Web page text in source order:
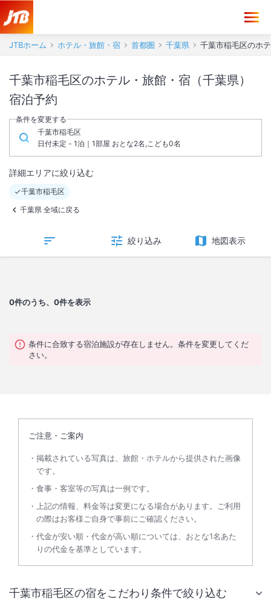
JTBホーム ホテル・旅館・宿 首都圏 千葉県 千葉市稲毛区のホ
千葉市稲毛区のホテル・旅館・宿（千葉県）
宿泊予約
条件を変更する
千葉市稲毛区
日付未定 - 1泊｜1部屋 おとな2名,こども0名
詳細エリアに絞り込む
千葉市稲毛区
千葉県 全域に戻る
絞り込み 地図表示
0件のうち、0件を表示
条件に合致する宿泊施設が存在しません。条件を変更してくだ
さい。
ご注意・ご案内
掲載されている写真は、旅館・ホテルから提供された画像
です。
食事・客室等の写真は一例です。
上記の情報、料金等は変更になる場合があります。ご利用
の際はお客様ご自身で事前にご確認ください。
代金が安い順・代金が高い順については、おとな1名あた
りの代金を基準としています。
千葉市稲毛区の宿をこだわり条件で絞り込む